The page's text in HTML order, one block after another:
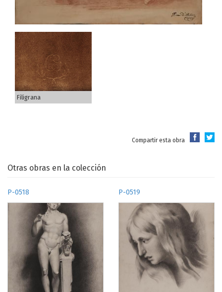
Filigrana
Compartir esta obra
Otras obras en la colección
P-0518 P-0519